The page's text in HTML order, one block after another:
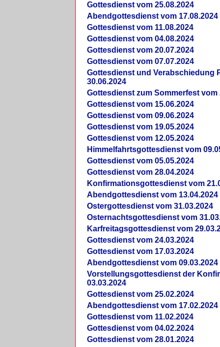
Gottesdienst vom 25.08.2024
Abendgottesdienst vom 17.08.2024
Gottesdienst vom 11.08.2024
Gottesdienst vom 04.08.2024
Gottesdienst vom 20.07.2024
Gottesdienst vom 07.07.2024
Gottesdienst und Verabschiedung
30.06.2024
Gottesdienst zum Sommerfest vom
Gottesdienst vom 15.06.2024
Gottesdienst vom 09.06.2024
Gottesdienst vom 19.05.2024
Gottesdienst vom 12.05.2024
Himmelfahrtsgottesdienst vom
Gottesdienst vom 05.05.2024
Gottesdienst vom 28.04.2024
Konfirmationsgottesdienst vom
Abendgottesdienst vom 13.04.2024
Ostergottesdienst vom 31.03.2024
Osternachtsgottesdienst vom
Karfreitagsgottesdienst vom
Gottesdienst vom 24.03.2024
Gottesdienst vom 17.03.2024
Abendgottesdienst vom 09.03.2024
Vorstellungsgottesdienst der
03.03.2024
Gottesdienst vom 25.02.2024
Abendgottesdienst vom 17.02.2024
Gottesdienst vom 11.02.2024
Gottesdienst vom 04.02.2024
Gottesdienst vom 28.01.2024